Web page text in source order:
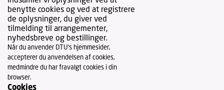
benytte cookies og ved at registrere
de oplysninger, du giver ved
tilmelding til arrangementer,
nyhedsbreve og bestillinger.
Når du anvender DTU’s hjemmesider,
accepterer du anvendelsen af cookies,
medmindre du har fravalgt cookies i din
browser.
Cookies